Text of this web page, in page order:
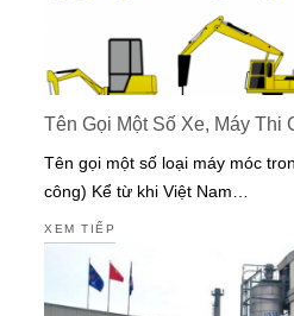
Tên Gọi Một Số Xe, Máy Thi
Tên gọi một số loại máy móc
công) Kể từ khi Việt Nam…
XEM TIẾP